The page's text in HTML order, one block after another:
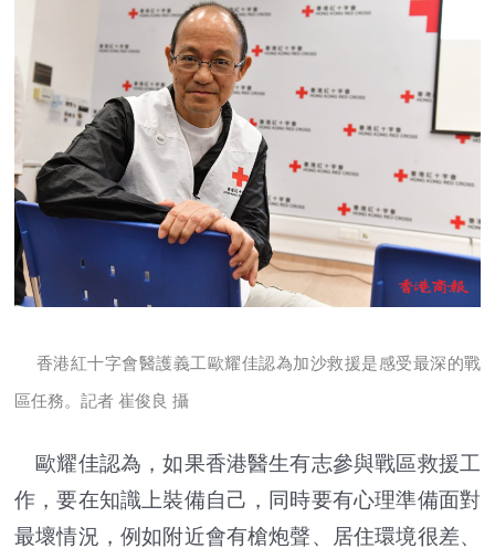
香港紅十字會醫護義工歐耀佳認為加沙救援是感受最深的戰
區任務。 記者 崔俊良 攝
歐耀佳認為，如果香港醫生有志參與戰區救援工
作，要在知識上裝備自己，同時要有心理準備面對
最壞情況，例如附近會有槍炮聲、居住環境很差、